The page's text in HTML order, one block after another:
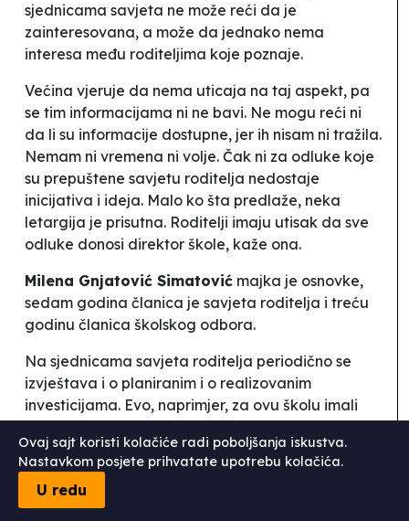
sjednicama savjeta ne može reći da je
zainteresovana, a može da jednako nema
interesa među roditeljima koje poznaje.
Većina vjeruje da nema uticaja na taj aspekt, pa
se tim informacijama ni ne bavi. Ne mogu reći ni
da li su informacije dostupne, jer ih nisam ni tražila.
Nemam ni vremena ni volje. Čak ni za odluke koje
su prepuštene savjetu roditelja nedostaje
inicijativa i ideja. Malo ko šta predlaže, neka
letargija je prisutna. Roditelji imaju utisak da sve
odluke donosi direktor škole, kaže ona.
Milena Gnjatović Simatović majka je osnovke,
sedam godina članica je savjeta roditelja i treću
godinu članica školskog odbora.
Na sjednicama savjeta roditelja periodično se
izvještava i o planiranim i o realizovanim
investicijama. Evo, naprimjer, za ovu školu imali
unazad traženo da se uradi, onda da škola ide u
nabavku televizora, pa onda i inicijative roditelja
da se ide u prikupljanje para za neke potrebe
Ovaj sajt koristi kolačiće radi poboljšanja iskustva.
Nastavkom posjete prihvatate upotrebu kolačića.
U redu